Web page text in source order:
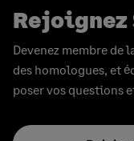
Rejoignez
Devenez membre de
des homologues, et
poser vos questions